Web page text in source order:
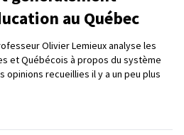
au Québec
Olivier Lemieux analyse les
et Québécois à propos du système
recueillies il y a un peu plus